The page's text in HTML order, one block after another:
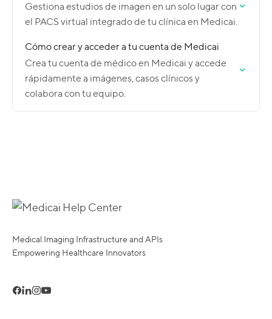
Gestiona estudios de imagen en un solo lugar con
el PACS virtual integrado de tu clínica en Medicai.
Cómo crear y acceder a tu cuenta de Medicai
Crea tu cuenta de médico en Medicai y accede
rápidamente a imágenes, casos clínicos y
colabora con tu equipo.
Medical Imaging Infrastructure and APIs
Empowering Healthcare Innovators